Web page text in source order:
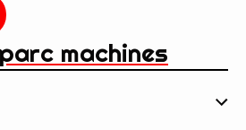
machines